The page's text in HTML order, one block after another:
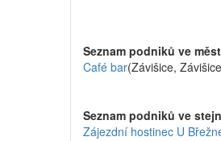
Seznam podniků ve
Café bar(Závišice,
Seznam podniků ve
Zájezdní hostinec U